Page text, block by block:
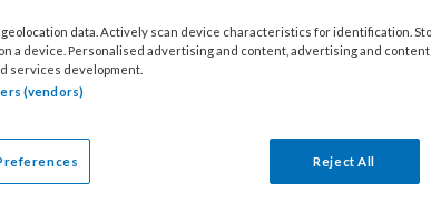
lezen?
lees 2 artikelen gratis per maand
data. Actively scan device characteristics for identification.
a device. Personalised advertising and content, advertising and
services development.
(vendors)
Reject All